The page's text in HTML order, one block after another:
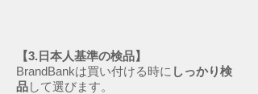
【3.日本人基準の検品】
BrandBankは買い付ける時に しっかり検
品して選びます。